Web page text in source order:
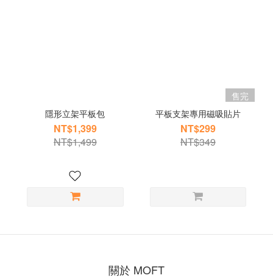
隱形立架平板包
NT$1,399
NT$1,499
售完
平板支架專用磁吸貼片
NT$299
NT$349
關於 MOFT